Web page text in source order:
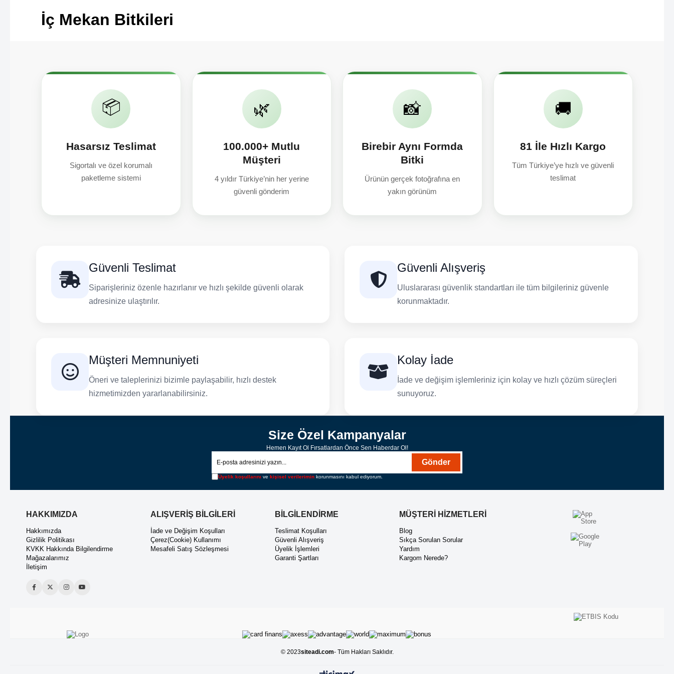
İç Mekan Bitkileri
📦
Hasarsız Teslimat
Sigortalı ve özel korumalı
paketleme sistemi
🌿
100.000+ Mutlu
Müşteri
4 yıldır Türkiye’nin her yerine
güvenli gönderim
📸
Birebir Aynı Formda
Bitki
Ürünün gerçek fotoğrafına en
yakın görünüm
🚚
81 İle Hızlı Kargo
Tüm Türkiye’ye hızlı ve güvenli
teslimat
Güvenli Teslimat
Siparişleriniz özenle hazırlanır ve hızlı şekilde güvenli olarak
adresinize ulaştırılır.
Güvenli Alışveriş
Uluslararası güvenlik standartları ile tüm bilgileriniz güvenle
korunmaktadır.
Müşteri Memnuniyeti
Öneri ve taleplerinizi bizimle paylaşabilir, hızlı destek
hizmetimizden yararlanabilirsiniz.
Kolay İade
İade ve değişim işlemleriniz için kolay ve hızlı çözüm süreçleri
sunuyoruz.
Size Özel Kampanyalar
Hemen Kayıt Ol Fırsatlardan Önce Sen Haberdar Ol!
Gönder
Üyelik koşullarını ve kişisel verilerimin korunmasını kabul ediyorum.
HAKKIMIZDA
Hakkımızda
Gizlilik Politikası
KVKK Hakkında Bilgilendirme
Mağazalarımız
İletişim
ALIŞVERİŞ BİLGİLERİ
İade ve Değişim Koşulları
Çerez(Cookie) Kullanımı
Mesafeli Satış Sözleşmesi
BİLGİLENDİRME
Teslimat Koşulları
Güvenli Alışveriş
Üyelik İşlemleri
Garanti Şartları
MÜŞTERİ HİZMETLERİ
Blog
Sıkça Sorulan Sorular
Yardım
Kargom Nerede?
© 2023siteadi.com- Tüm Hakları Saklıdır.